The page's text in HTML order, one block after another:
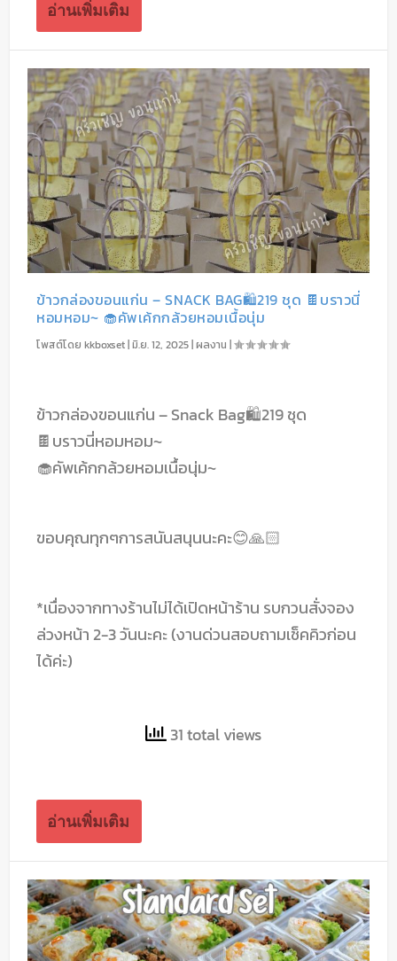
อ่านเพิ่มเติม
ข้าวกล่องขอนแก่น – SNACK BAG🛍️219 ชุด 🍫บราวนี่
หอมหอม~ 🧁คัพเค้กกล้วยหอมเนื้อนุ่ม
โพสต์โดยkkboxset|มิ.ย. 12, 2025|ผลงาน |
ข้าวกล่องขอนแก่น – Snack Bag🛍️219 ชุด
🍫บราวนี่หอมหอม~
🧁คัพเค้กกล้วยหอมเนื้อนุ่ม~
ขอบคุณทุกๆการสนันสนุนนะคะ😊🙏🏻
*เนื่องจากทางร้านไม่ได้เปิดหน้าร้าน รบกวนสั่งจอง
ล่วงหน้า 2-3 วันนะคะ (งานด่วนสอบถามเช็คคิวก่อน
ได้ค่ะ)
31 total views
อ่านเพิ่มเติม